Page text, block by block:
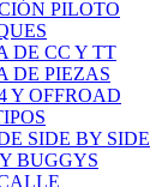
PILOTO
DE CC Y TT
DE PIEZAS
Y OFFROAD
SIDE BY SIDE
BUGGYS